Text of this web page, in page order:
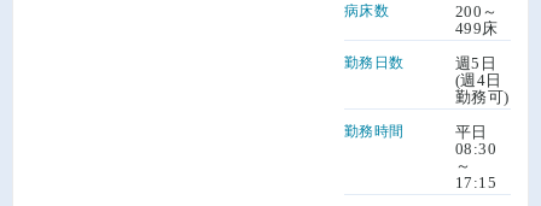
病床数
200～
499床
勤務日数
週5日
(週4日
勤務可)
勤務時間
平日
08:30
～
17:15